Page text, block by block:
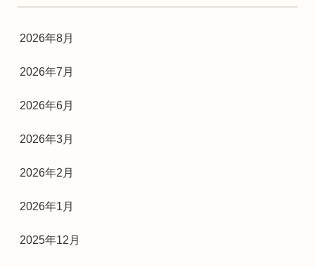
2026年8月
2026年7月
2026年6月
2026年3月
2026年2月
2026年1月
2025年12月